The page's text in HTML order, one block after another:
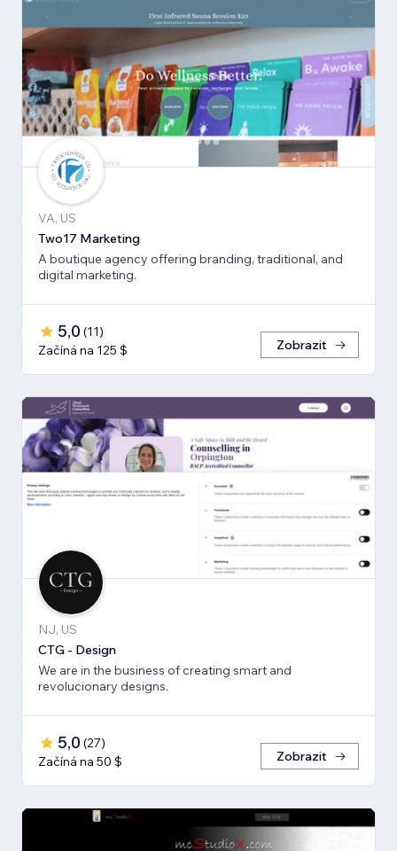
VA, US
Two17 Marketing
A boutique agency offering branding, traditional, and
digital marketing.
5,0 (11)
Začíná na 125 $
Zobrazit
NJ, US
CTG - Design
We are in the business of creating smart and
revolucionary designs.
5,0 (27)
Začíná na 50 $
Zobrazit